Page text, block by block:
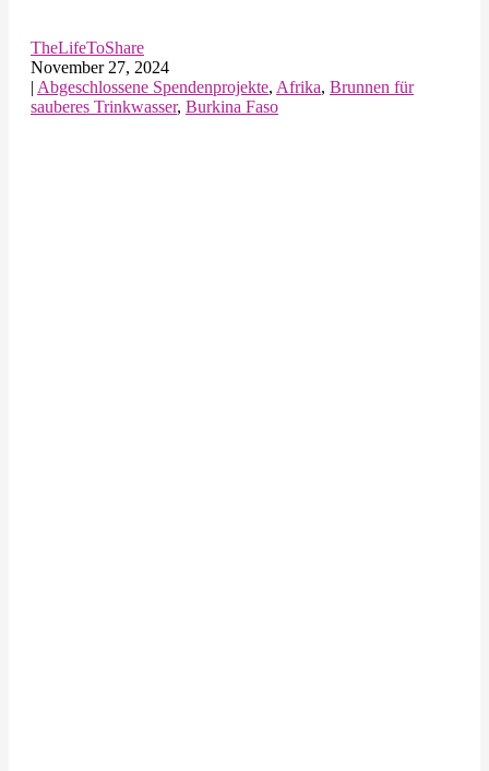
TheLifeToShare
November 27, 2024
| Abgeschlossene Spendenprojekte, Afrika, Brunnen für
sauberes Trinkwasser, Burkina Faso